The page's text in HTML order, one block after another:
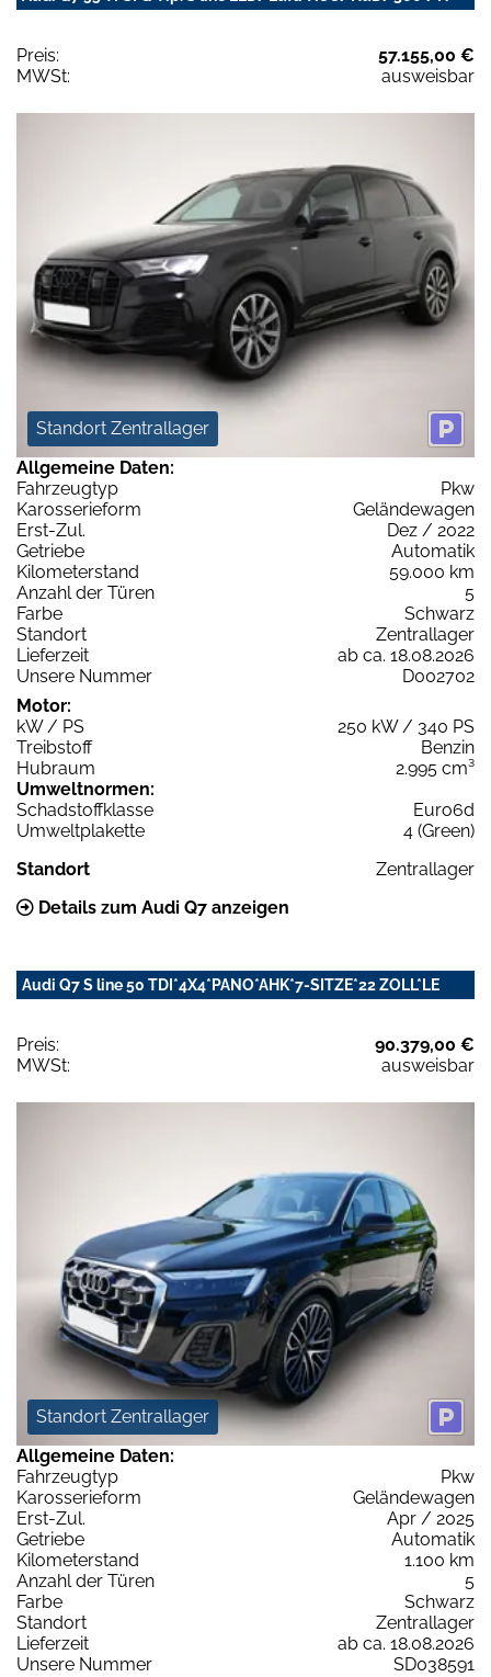
Preis:
57.155,00 €
MWSt:
ausweisbar
Standort Zentrallager
Allgemeine Daten:
Fahrzeugtyp
Pkw
Karosserieform
Geländewagen
Erst-Zul.
Dez / 2022
Getriebe
Automatik
Kilometerstand
59.000 km
Anzahl der Türen
5
Farbe
Schwarz
Standort
Zentrallager
Lieferzeit
ab ca. 18.08.2026
Unsere Nummer
D002702
Motor:
kW / PS
250 kW / 340 PS
Treibstoff
Benzin
Hubraum
2.995 cm³
Umweltnormen:
Schadstoffklasse
Euro6d
Umweltplakette
4 (Green)
Standort
Zentrallager
Details zum Audi Q7 anzeigen
Audi Q7 S line 50 TDI*4X4*PANO*AHK*7-SITZE*22 ZOLL*LE
Preis:
90.379,00 €
MWSt:
ausweisbar
Standort Zentrallager
Allgemeine Daten:
Fahrzeugtyp
Pkw
Karosserieform
Geländewagen
Erst-Zul.
Apr / 2025
Getriebe
Automatik
Kilometerstand
1.100 km
Anzahl der Türen
5
Farbe
Schwarz
Standort
Zentrallager
Lieferzeit
ab ca. 18.08.2026
Unsere Nummer
SD038591